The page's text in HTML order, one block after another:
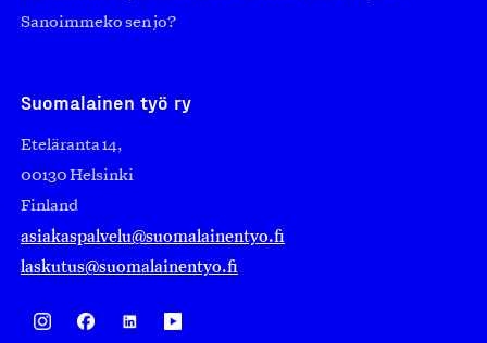
Sanoimmeko sen jo?
Suomalainen työ ry
Eteläranta 14,
00130 Helsinki
Finland
asiakaspalvelu@suomalainentyo.fi
laskutus@suomalainentyo.fi